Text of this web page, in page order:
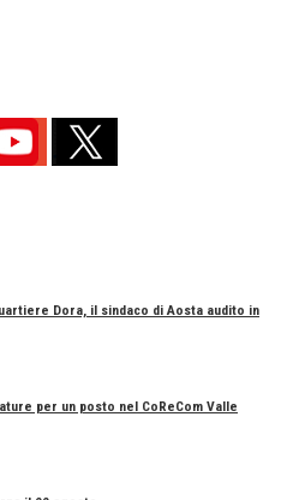
Dora, il sindaco di Aosta audito in
per un posto nel CoReCom Valle